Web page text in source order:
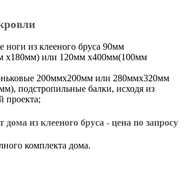
ноги из клееного бруса 90мм
х180мм) или 120мм х400мм(100мм
200ммх200мм или 280ммх320мм
подстропильные балки, исходя из
проекта;
из клееного бруса - цена по запросу
комплекта дома.